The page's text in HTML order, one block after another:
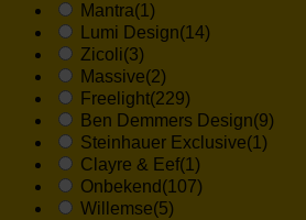
Mantra(1)
Lumi Design(14)
Zicoli(3)
Massive(2)
Freelight(229)
Ben Demmers Design(9)
Steinhauer Exclusive(1)
Clayre & Eef(1)
Onbekend (107)
Willemse(5)